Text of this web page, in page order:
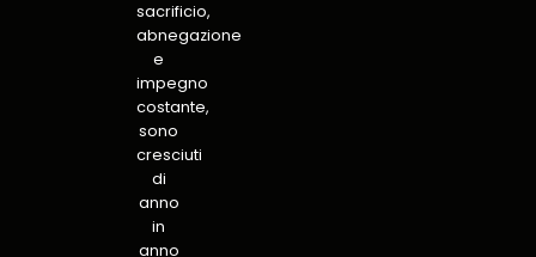
sacrificio,
abnegazione
e
impegno
costante,
sono
cresciuti
di
anno
in
anno